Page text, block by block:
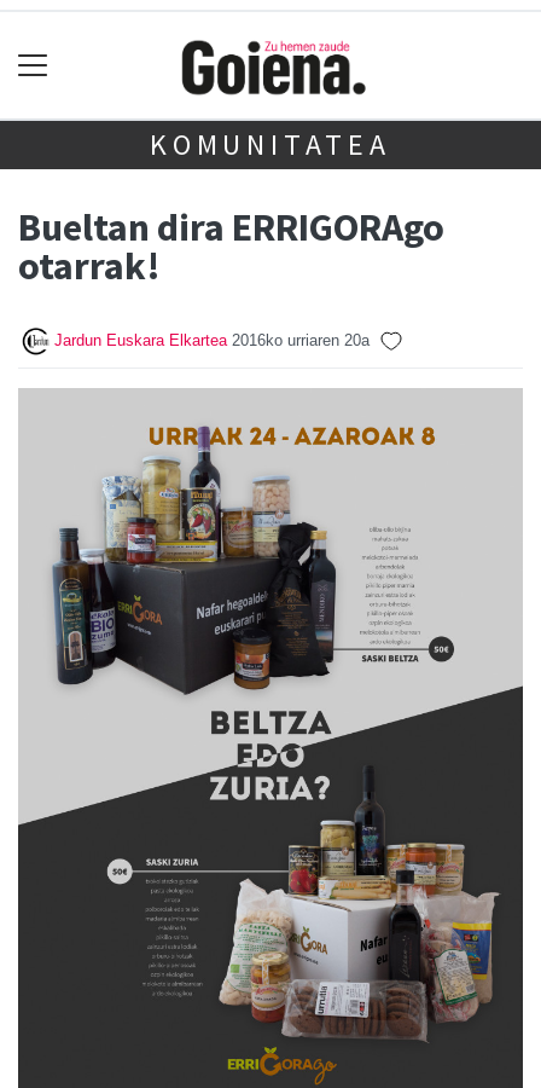
KOMUNITATEA
Bueltan dira ERRIGORAgo
otarrak!
Jardun Euskara Elkartea 2016ko urriaren 20a